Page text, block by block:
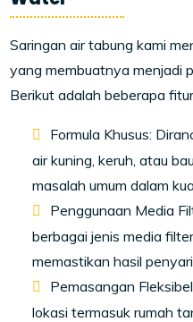
Saringan air tabung kami
yang membuatnya menjadi
Berikut adalah beberapa
Formula Khusus:
air kuning, keruh, atau
masalah umum dalam
Penggunaan Media
berbagai jenis media
memastikan hasil
Pemasangan
lokasi termasuk rumah